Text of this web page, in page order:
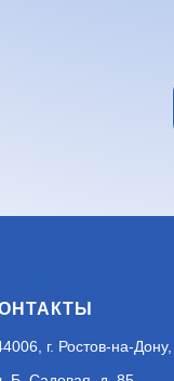
г. Ростов-на-Дону,